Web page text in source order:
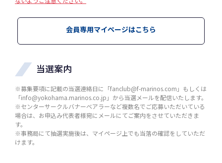
会員専用マイページはこちら
当選案内
※募集要項に記載の当選連絡日に「fanclub@f-marinos.com」もしくは
「info@yokohama.marinos.co.jp」から当選メールを配信いたします。
※センターサークルバナーベアラーなど複数名でご応募いただいている
場合は、お申込み代表者様宛にメールにてご案内をさせていただきま
す。
※事務局にて抽選実施後は、マイページ上でも当落の確認をしていただ
けます。